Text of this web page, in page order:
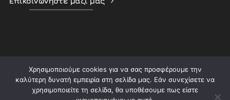
Χρησιμοποιούμε cookies για να σας προσφέρουμε την
καλύτερη δυνατή εμπειρία στη σελίδα μας. Εάν συνεχίσετε να
χρησιμοποιείτε τη σελίδα, θα υποθέσουμε πως είστε